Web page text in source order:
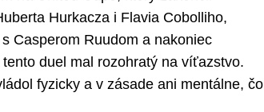
Hurkacza i Flavia Cobolliho,
Casperom Ruudom a nakoniec
duel mal rozohratý na víťazstvo.
fyzicky a v zásade ani mentálne, čo